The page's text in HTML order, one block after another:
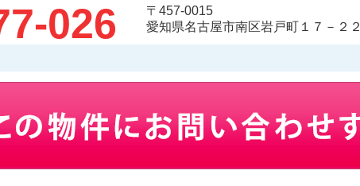
026
〒457-0015
愛知県名古屋市南区岩戸町１７－２２